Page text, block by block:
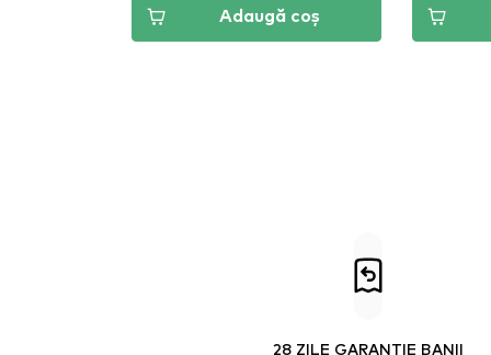
Adaugă coș
28 ZILE GARANȚIE BANII